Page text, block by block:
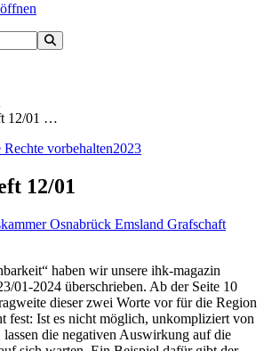
12/01 …
vorbehalten2023
12/01
Osnabrück Emsland Grafschaft
haben wir unsere ihk-magazin
01-2024 überschrieben. Ab der Seite 10
dieser zwei Worte vor für die Region
fest: Ist es nicht möglich, unkompliziert von
die negativen Auswirkung auf die